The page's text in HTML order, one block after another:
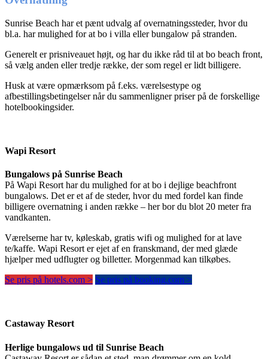
Sunrise Beach har et pænt udvalg af overnatningssteder, hvor du
bl.a. har mulighed for at bo i villa eller bungalow på stranden.
Generelt er prisniveauet højt, og har du ikke råd til at bo beach front,
så vælg anden eller tredje række, der som regel er lidt billigere.
Husk at være opmærksom på f.eks. værelsestype og
afbestillingsbetingelser når du sammenligner priser på de forskellige
hotelbookingsider.
Wapi Resort
Bungalows på Sunrise Beach
På Wapi Resort har du mulighed for at bo i dejlige beachfront
bungalows. Det er et af de steder, hvor du med fordel kan finde
billigere overnatning i anden række – her bor du blot 20 meter fra
vandkanten.
Værelserne har tv, køleskab, gratis wifi og mulighed for at lave
te/kaffe. Wapi Resort er ejet af en franskmand, der med glæde
hjælper med udflugter og billetter. Morgenmad kan tilkøbes.
Se pris på hotels.com > Se pris på booking.com >
Castaway Resort
Herlige bungalows ud til Sunrise Beach